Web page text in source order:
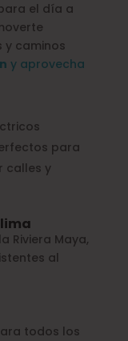
el día a
y caminos
y aprovecha
para
calles y
Riviera Maya,
al
todos los